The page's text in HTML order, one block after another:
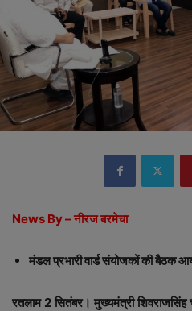
News By – नीरज बरमेचा
मंडल प्रभारी वार्ड संयोजकों की बैठक
रतलाम 2 सितंबर। मुख्यमंत्री शिवराजसिंह